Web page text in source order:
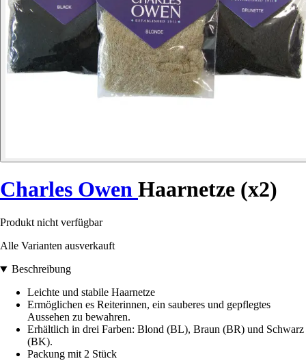
Charles Owen Haarnetze (x2)
Produkt nicht verfügbar
Alle Varianten ausverkauft
Beschreibung
Leichte und stabile Haarnetze
Ermöglichen es Reiterinnen, ein sauberes und gepflegtes
Aussehen zu bewahren.
Erhältlich in drei Farben: Blond (BL), Braun (BR) und Schwarz
(BK).
Packung mit 2 Stück